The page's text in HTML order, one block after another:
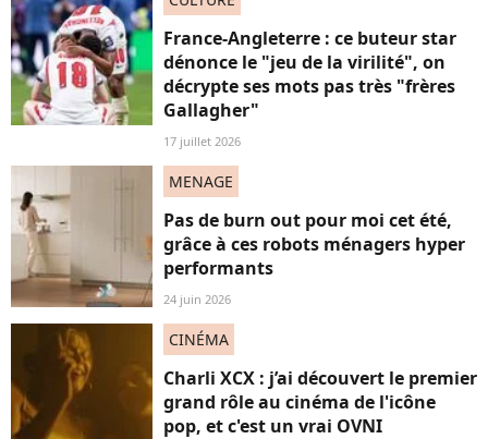
France-Angleterre : ce buteur star
dénonce le "jeu de la virilité", on
décrypte ses mots pas très "frères
Gallagher"
17 juillet 2026
MENAGE
Pas de burn out pour moi cet été,
grâce à ces robots ménagers hyper
performants
24 juin 2026
CINÉMA
Charli XCX : j’ai découvert le premier
grand rôle au cinéma de l'icône
pop, et c'est un vrai OVNI